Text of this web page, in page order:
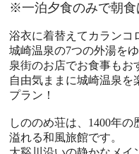
※一泊夕食のみで朝食
浴衣に着替えてカランコ
城崎温泉の7つの外湯を
泉街のお店でお食事もお
自由気ままに城崎温泉を
プラン！
しののめ荘は、1400年
溢れる和風旅館です。